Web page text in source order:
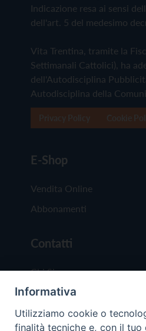
Indicazione resa ai sensi
dell'art. 5 del medesimo
Vita Trentina, tramite la
Settimanali Cattolici), ha
dell'Autodisciplina
Autodisciplina della
E-Shop
Vendita Online
Abbonamenti
Contatti
Chi Siamo
Redazione
Scrivici
Informativa
Utilizziamo cookie o
finalità tecniche e, con il tuo